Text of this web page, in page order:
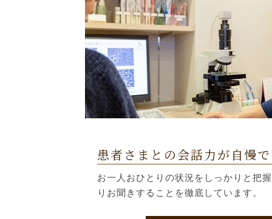
患者さまとの会話力が自慢
お一人おひとりの状況をしっかりと把
りお聞きすることを徹底しています。